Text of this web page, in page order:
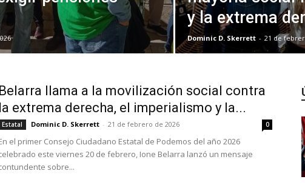
y la extrema
Dominic D. Skerrett - 21 de
Belarra llama a la movilización social contra
la extrema derecha, el imperialismo y la...
Estatal Dominic D. Skerrett - 21 de febrero de 2026 0
el primer Consejo Ciudadano Estatal de Podemos del año 2026
este viernes 20 de febrero, Ione Belarra lanzó un mensaje
sobre...